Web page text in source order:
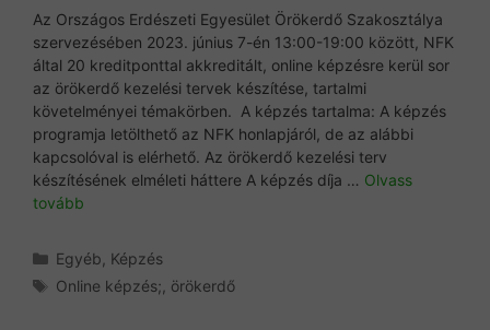
Az Országos Erdészeti Egyesület Örökerdő Szakosztálya
szervezésében 2023. június 7-én 13:00-19:00 között, NFK
által 20 kreditponttal akkreditált, online képzésre kerül sor
az örökerdő kezelési tervek készítése, tartalmi
követelményei témakörben. A képzés tartalma: A képzés
programja letölthető az NFK honlapjáról, de az alábbi
kapcsolóval is elérhető. Az örökerdő kezelési terv
készítésének elméleti háttere A képzés díja … Olvass
tovább
Kategória
Egyéb Képzés
Címkék
Online képzés; örökerdő